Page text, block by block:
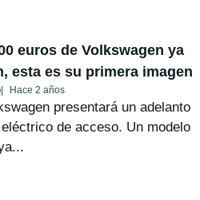
euros de Volkswagen ya
esta es su primera imagen
Hace 2 años
presentará un adelanto
de acceso. Un modelo